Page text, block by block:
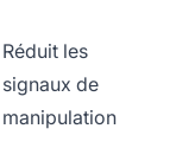
Réduit les
signaux de
manipulation